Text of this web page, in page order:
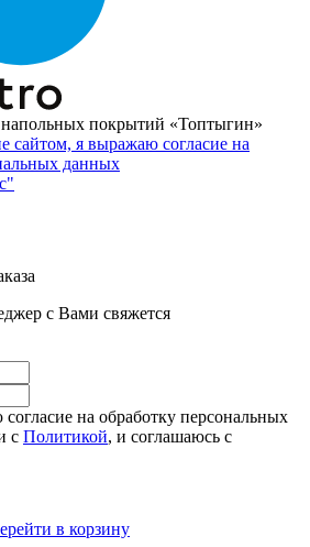
покрытий «Топтыгин»
сайтом, я выражаю согласие на
данных
с Вами свяжется
на обработку персональных
с Политикой, и соглашаюсь с
в корзину